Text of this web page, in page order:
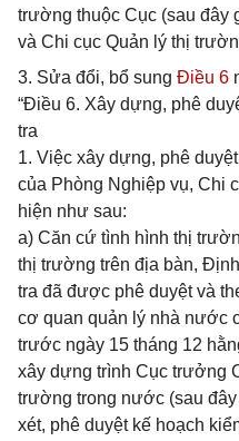
trường thuộc Cục (sau đây
và Chi cục Quản lý thị
3. Sửa đổi, bổ sung Điều 6
“Điều 6. Xây dựng, phê
tra
1. Việc xây dựng, phê
của Phòng Nghiệp vụ, Chi
hiện như sau:
a) Căn cứ tình hình thị
thị trường trên địa bàn,
tra đã được phê duyệt và
cơ quan quản lý nhà nước
trước ngày 15 tháng 12
xây dựng trình Cục trưởng
trường trong nước (sau
xét, phê duyệt kế hoạch